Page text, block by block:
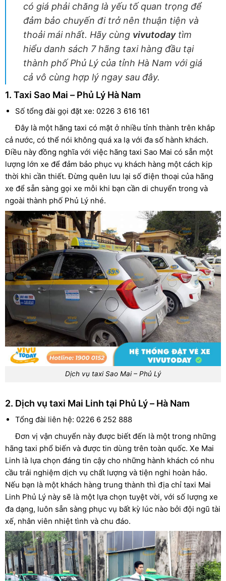
có giá phải chăng là yếu tố quan trọng để
đảm bảo chuyến đi trở nên thuận tiện và
thoải mái nhất. Hãy cùng vivutodaytìm
hiểu danh sách 7 hãng taxi hàng đầu tại
thành phố Phủ Lý của tỉnh Hà Nam với giá
cả vô cùng hợp lý ngay sau đây.
1. Taxi Sao Mai – Phủ Lý Hà Nam
Số tổng đài gọi đặt xe: 0226 3 616 161
Đây là một hãng taxi có mặt ở nhiều tỉnh thành trên khắp
cả nước, có thể nói không quá xa lạ với đa số hành khách.
Điều này đồng nghĩa với việc hãng taxi Sao Mai có sẵn một
lượng lớn xe để đảm bảo phục vụ khách hàng một cách kịp
thời khi cần thiết. Đừng quên lưu lại số điện thoại của hãng
xe để sẵn sàng gọi xe mỗi khi bạn cần di chuyển trong và
ngoài thành phố Phủ Lý nhé.
Dịch vụ taxi Sao Mai – Phủ Lý
2. Dịch vụ taxi Mai Linh tại Phủ Lý – Hà Nam
Tổng đài liên hệ: 0226 6 252 888
Đơn vị vận chuyển này được biết đến là một trong những
hãng taxi phổ biến và được tin dùng trên toàn quốc. Xe Mai
Linh là lựa chọn đáng tin cậy cho những hành khách có nhu
cầu trải nghiệm dịch vụ chất lượng và tiện nghi hoàn hảo.
Nếu bạn là một khách hàng trung thành thì địa chỉ taxi Mai
Linh Phủ Lý này sẽ là một lựa chọn tuyệt vời, với số lượng xe
đa dạng, luôn sẵn sàng phục vụ bất kỳ lúc nào bởi đội ngũ tài
xế, nhân viên nhiệt tình và chu đáo.